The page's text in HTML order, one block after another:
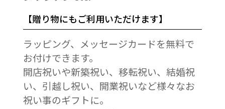
【贈り物にもご利用いただけます】
ラッピング、メッセージカードを無料で
お付けできます。
開店祝いや新築祝い、移転祝い、結婚祝
い、引越し祝い、開業祝いなど様々なお
祝い事のギフトに。